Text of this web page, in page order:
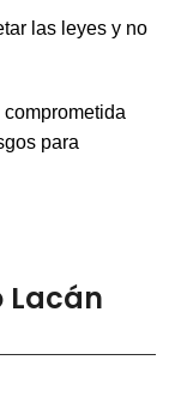
las leyes y no
para
Lacán